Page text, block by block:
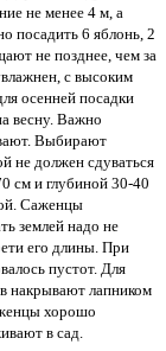
не менее 4 м, а
посадить 6 яблонь, 2
не позднее, чем за
с высоким
осенней посадки
весну. Важно
Выбирают
не должен сдуваться
см и глубиной 30-40
Саженцы
землей надо не
его длины. При
пустот. Для
накрывают лапником
хорошо
в сад.